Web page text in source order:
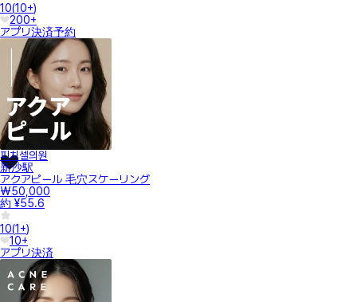
10(10+)
200+
アプリ決済予約
피치셀의원
新沙駅
アクアピール 毛穴スケーリング
₩50,000
約 ¥55.6
10(1+)
10+
アプリ決済